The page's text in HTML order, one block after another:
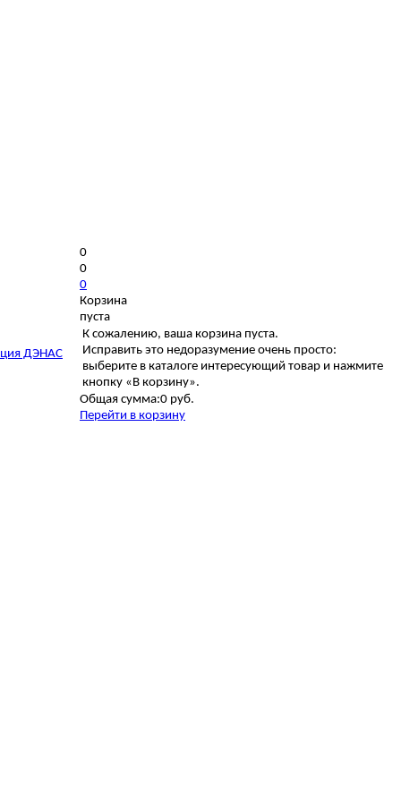
ДЭНАС
0
0
0
Корзина
пуста
К сожалению, ваша корзина пуста.
Исправить это недоразумение очень просто:
выберите в каталоге интересующий товар и нажмите
кнопку «В корзину».
Общая сумма:0 руб.
Перейти в корзину